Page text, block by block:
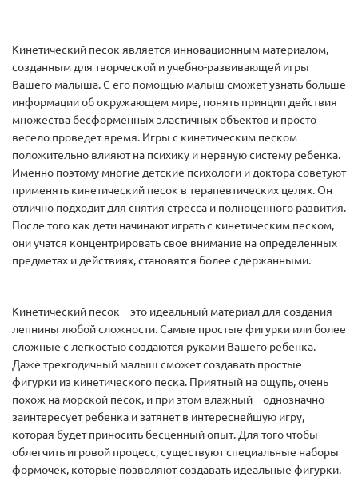
Кинетический песок является инновационным материалом,
созданным для творческой и учебно-развивающей игры
Вашего малыша. С его помощью малыш сможет узнать больше
информации об окружающем мире, понять принцип действия
множества бесформенных эластичных объектов и просто
весело проведет время. Игры с кинетическим песком
положительно влияют на психику и нервную систему ребенка.
Именно поэтому многие детские психологи и доктора советуют
применять кинетический песок в терапевтических целях. Он
отлично подходит для снятия стресса и полноценного развития.
После того как дети начинают играть с кинетическим песком,
они учатся концентрировать свое внимание на определенных
предметах и действиях, становятся более сдержанными.
Кинетический песок – это идеальный материал для создания
лепнины любой сложности. Самые простые фигурки или более
сложные с легкостью создаются руками Вашего ребенка.
Даже трехгодичный малыш сможет создавать простые
фигурки из кинетического песка. Приятный на ощупь, очень
похож на морской песок, и при этом влажный – однозначно
заинтересует ребенка и затянет в интереснейшую игру,
которая будет приносить бесценный опыт. Для того чтобы
облегчить игровой процесс, существуют специальные наборы
формочек, которые позволяют создавать идеальные фигурки.